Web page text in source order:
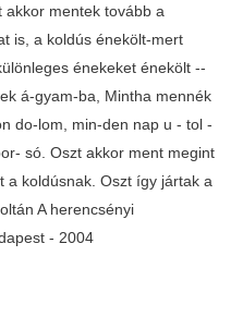
akkor mentek tovább a
is, a koldús énekölt-mert
énekeket énekölt --
á-gyam-ba, Mintha mennék
do-lom, min-den nap u - tol -
só. Oszt akkor ment megint
a koldúsnak. Oszt így jártak a
A herencsényi
- 2004